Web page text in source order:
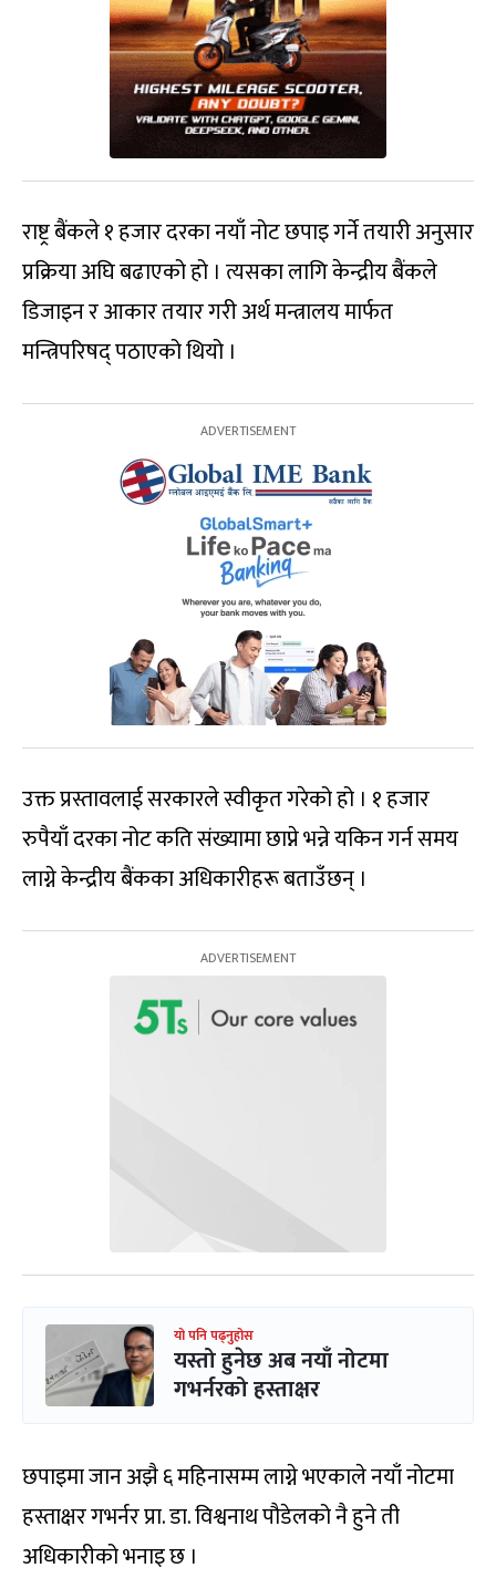
राष्ट्र बैंकले १ हजार दरका नयाँ नोट छपाइ गर्ने तयारी अनुसार
प्रक्रिया अघि बढाएको हो । त्यसका लागि केन्द्रीय बैंकले
डिजाइन र आकार तयार गरी अर्थ मन्त्रालय मार्फत
मन्त्रिपरिषद् पठाएको थियो ।
उक्त प्रस्तावलाई सरकारले स्वीकृत गरेको हो । १ हजार
रुपैयाँ दरका नोट कति संख्यामा छाप्ने भन्ने यकिन गर्न समय
लाग्ने केन्द्रीय बैंकका अधिकारीहरू बताउँछन् ।
यो पनि पढ्नुहोस
यस्तो हुनेछ अब नयाँ नोटमा
गभर्नरको हस्ताक्षर
छपाइमा जान अझै ६ महिनासम्म लाग्ने भएकाले नयाँ नोटमा
हस्ताक्षर गभर्नर प्रा. डा. विश्वनाथ पौडेलको नै हुने ती
अधिकारीको भनाइ छ ।